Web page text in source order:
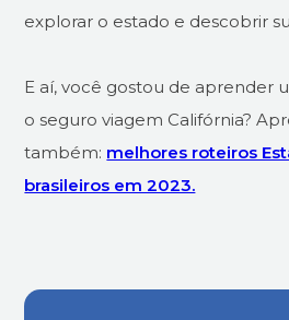
explorar o estado e descobrir
E aí, você gostou de aprender
o seguro viagem Califórnia?
também: melhores roteiros
brasileiros em 2023.